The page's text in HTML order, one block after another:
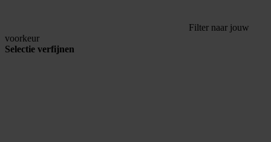
Filter naar jouw
voorkeur
Selectie verfijnen